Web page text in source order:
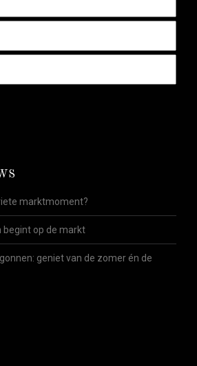
marktmoment?
begint op de markt
geniet van de zomer én de